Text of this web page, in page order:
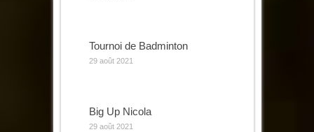
Tournoi de Badminton
29 août 2021
Big Up Nicola
29 août 2021